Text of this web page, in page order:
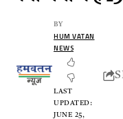
LAST
UPDATED:
JUNE 25,
BY
HUM VATAN
NEWS